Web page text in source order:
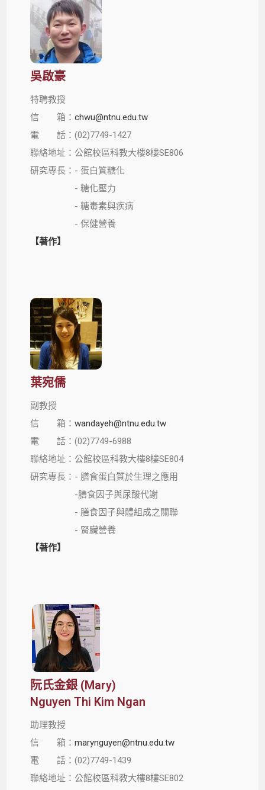
吳啟豪
特聘教授
信 箱：chwu@ntnu.edu.tw
電 話：(02)7749-1427
聯絡地址：公館校區科教大樓8樓SE806
研究專長：- 蛋白質糖化
- 糖化壓力
- 糖毒素與疾病
- 保健營養
【著作】
葉宛儒
副教授
信 箱：wandayeh@ntnu.edu.tw
電 話：(02)7749-6988
聯絡地址：公館校區科教大樓8樓SE804
研究專長：- 膳食蛋白質於生理之應用
-膳食因子與尿酸代謝
- 膳食因子與體組成之關聯
- 腎臟營養
【著作】
阮氏金銀 (Mary)
Nguyen Thi Kim Ngan
助理教授
信 箱：marynguyen@ntnu.edu.tw
電 話：(02)7749-1439
聯絡地址：公館校區科教大樓8樓SE802